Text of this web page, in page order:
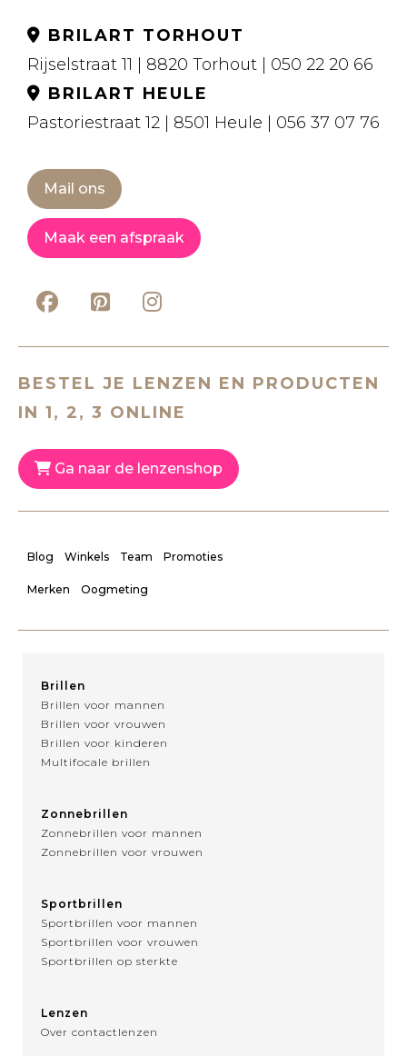
BRILART TORHOUT
Rijselstraat 11 | 8820 Torhout | 050 22 20 66
BRILART HEULE
Pastoriestraat 12 | 8501 Heule | 056 37 07 76
Mail ons
Maak een afspraak
BESTEL JE LENZEN EN PRODUCTEN
IN 1, 2, 3 ONLINE
Ga naar de lenzenshop
Blog Winkels Team Promoties
Merken Oogmeting
Brillen
Brillen voor mannen
Brillen voor vrouwen
Brillen voor kinderen
Multifocale brillen
Zonnebrillen
Zonnebrillen voor mannen
Zonnebrillen voor vrouwen
Sportbrillen
Sportbrillen voor mannen
Sportbrillen voor vrouwen
Sportbrillen op sterkte
Lenzen
Over contactlenzen